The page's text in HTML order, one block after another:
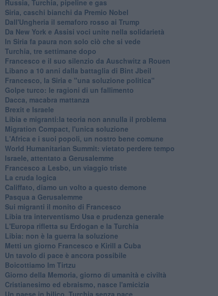
Russia, Turchia, pipeline e gas
Siria, caschi bianchi da Premio Nobel
Dall'Ungheria il semaforo rosso ai Trump
Da New York e Assisi voci unite nella solidarietà
In Siria fa paura non solo ciò che si vede
Turchia, tre settimane dopo
Francesco e il suo silenzio da Auschwitz a Rouen
Libano a 10 anni dalla battaglia di Bint Jbeil
Francesco, la Siria e "una soluzione politica"
Golpe turco: le ragioni di un fallimento
Dacca, macabra mattanza
Brexit e Israele
Libia e migranti:la teoria non annulla il problema
Migration Compact, l'unica soluzione
L'Africa e i suoi popoli, un nostro bene comune
World Humanitarian Summit: vietato perdere tempo
Israele, attentato a Gerusalemme
Francesco a Lesbo, un viaggio triste
La cruda logica
Califfato, diamo un volto a questo demone
Pasqua a Gerusalemme
Sui migranti il monito di Francesco
Libia tra interventismo Usa e prudenza generale
L'Europa rifletta su Erdogan e la Turchia
Libia: non è la guerra la soluzione
Metti un giorno Francesco e Kirill a Cuba
Un tavolo di pace è ancora possibile
Boicottiamo Im Tirtzu
Giorno della Memoria, giorno di umanità e civiltà
Cristianesimo ed ebraismo, nasce l'amicizia
Un paese in bilico, Turchia senza pace